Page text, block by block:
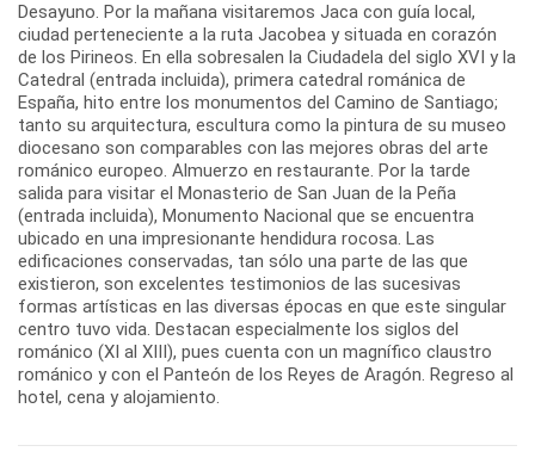
Desayuno. Por la mañana visitaremos Jaca con guía local,
ciudad perteneciente a la ruta Jacobea y situada en corazón
de los Pirineos. En ella sobresalen la Ciudadela del siglo XVI y la
Catedral (entrada incluida), primera catedral románica de
España, hito entre los monumentos del Camino de Santiago;
tanto su arquitectura, escultura como la pintura de su museo
diocesano son comparables con las mejores obras del arte
románico europeo. Almuerzo en restaurante. Por la tarde
salida para visitar el Monasterio de San Juan de la Peña
(entrada incluida), Monumento Nacional que se encuentra
ubicado en una impresionante hendidura rocosa. Las
edificaciones conservadas, tan sólo una parte de las que
existieron, son excelentes testimonios de las sucesivas
formas artísticas en las diversas épocas en que este singular
centro tuvo vida. Destacan especialmente los siglos del
románico (XI al XIII), pues cuenta con un magnífico claustro
románico y con el Panteón de los Reyes de Aragón. Regreso al
hotel, cena y alojamiento.